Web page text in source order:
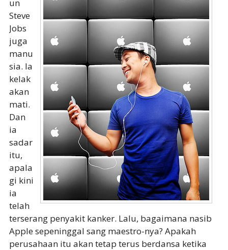
un
Steve
Jobs
juga
manu
sia. Ia
kelak
akan
mati.
Dan
ia
sadar
itu,
apala
gi kini
ia
telah
terserang penyakit kanker. Lalu, bagaimana nasib
Apple sepeninggal sang maestro-nya? Apakah
perusahaan itu akan tetap terus berdansa ketika